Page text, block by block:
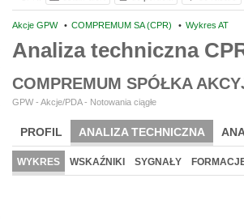
Akcje GPW • COMPREMUM SA (CPR) • Wykres AT
Analiza techniczna
COMPREMUM SPÓŁKA
GPW - Akcje/PDA - Notowania ciągłe
PROFIL ANALIZA TECHNICZNA
WYKRES WSKAŹNIKI SYGNAŁY
168